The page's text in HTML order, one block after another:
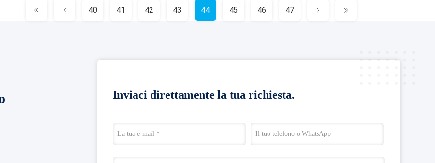
40 41 42 43 44 45 46 47
Inviaci direttamente la tua richiesta.